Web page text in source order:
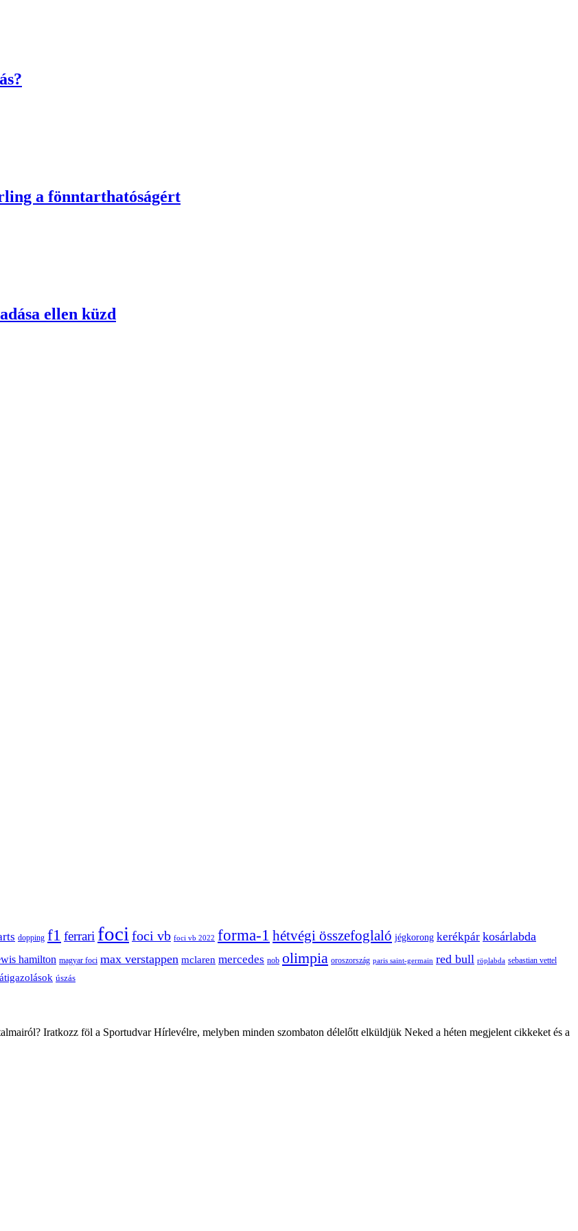
a fönntarthatóságért
ellen küzd
dopping f1 ferrari foci foci vb foci vb 2022 forma-1 hétvégi összefoglaló jégkorong kerékpár kosárlabda
hamilton magyar foci max verstappen mclaren mercedes nob olimpia oroszország paris saint-germain red bull röplabda sebastian vettel
átigazolások úszás
Iratkozz föl a Sportudvar Hírlevélre, melyben minden szombaton délelőtt elküldjük Neked a héten megjelent cikkeket és a